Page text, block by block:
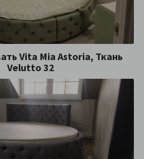
Vita Mia Astoria, Ткань
Velutto 32